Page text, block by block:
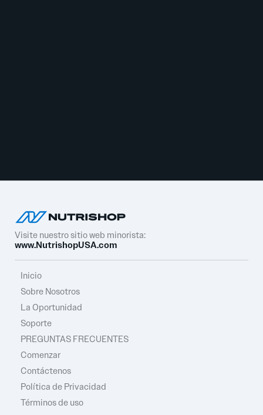
Visite nuestro sitio web minorista:
www.NutrishopUSA.com
Inicio
Sobre Nosotros
La Oportunidad
Soporte
PREGUNTAS FRECUENTES
Comenzar
Contáctenos
Política de Privacidad
Términos de uso